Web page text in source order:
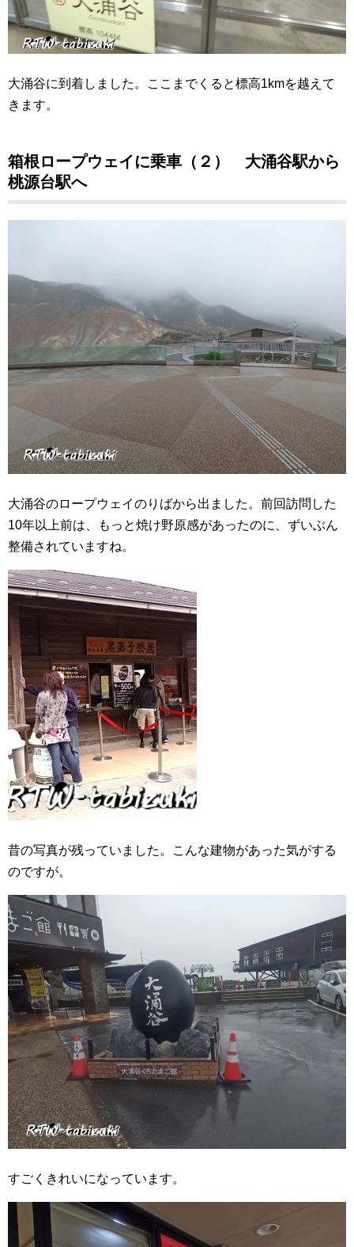
大涌谷に到着しました。ここまでくると標高1kmを越えて
きます。
箱根ロープウェイに乗車（２） 大涌谷駅から
桃源台駅へ
大涌谷のロープウェイのりばから出ました。前回訪問した
10年以上前は、もっと焼け野原感があったのに、ずいぶん
整備されていますね。
昔の写真が残っていました。こんな建物があった気がする
のですが。
すごくきれいになっています。